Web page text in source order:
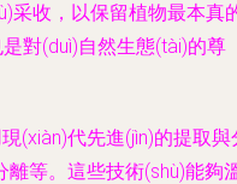
采收，以保留植物最本真
對(duì)自然生態(tài)的尊
(xiàn)代先進(jìn)的提取與
等。這些技術(shù)能夠